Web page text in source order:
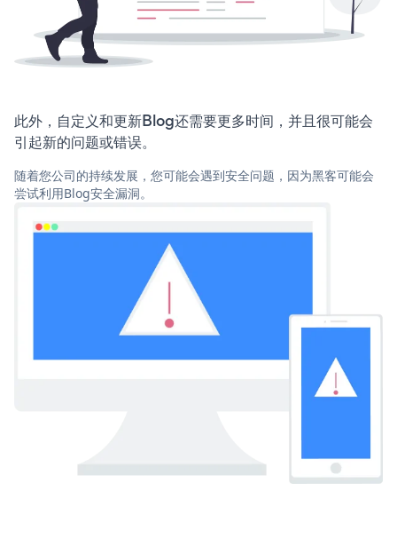
此外，自定义和更新Blog还需要更多时间，并且很可能会
引起新的问题或错误。
随着您公司的持续发展，您可能会遇到安全问题，因为黑客可能会
尝试利用Blog安全漏洞。